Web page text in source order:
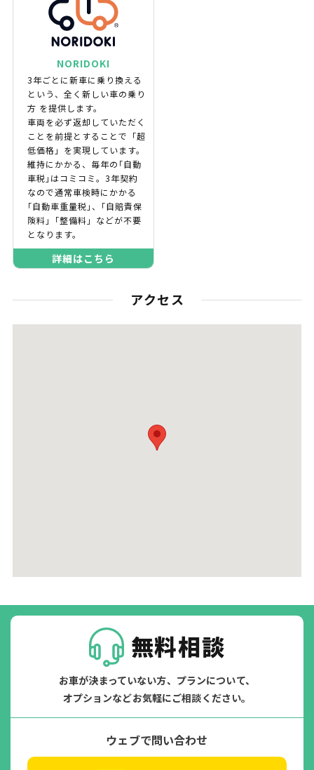
NORIDOKI
3年ごとに新車に乗り換える
という、全く新しい車の乗り
方 を提供します。
車両を必ず返却していただく
ことを前提とすることで「超
低価格」を実現しています。
維持にかかる、毎年の｢自動
車税｣はコミコミ。3年契約
なので通常車検時にかかる
｢自動車重量税｣、｢自賠責保
険料｣「整備料」などが不要
となります。
詳細はこちら
アクセス
無料相談
お車が決まっていない方、プランについて、
オプションなどお気軽にご相談ください。
ウェブで問い合わせ